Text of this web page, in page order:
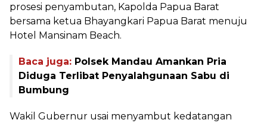
prosesi penyambutan, Kapolda Papua Barat
bersama ketua Bhayangkari Papua Barat menuju
Hotel Mansinam Beach.
Baca juga: Polsek Mandau Amankan Pria
Diduga Terlibat Penyalahgunaan Sabu di
Bumbung
Wakil Gubernur usai menyambut kedatangan